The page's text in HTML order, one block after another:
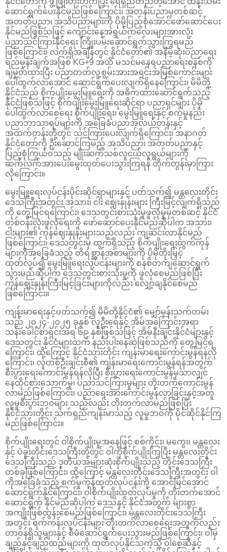
ဆောင်ရွက်ပေးနိုင်မည်ဖြစ်ကြောင်း၊ အတန်းပညာမှတစ်ဆင့်
အတတ်ပညာ၊ အသိပညာများကို ပိုမိုပြည့်စုံအောင်ဖော်ဆောင်ပေး
နိုင်မည်ဖြစ်သဖြင့် ကျောင်းနေအရွယ်ကလေးများအားလုံး
ပညာသင်ကြားနိုင်ရေး ကြိုးပမ်းဆောင်ရွက်သွားကြရမည်
ဖြစ်ကြောင်း၊ လက်ရှိအချိန်တွင် နိုင်ငံတော်၏ အနိမ့်ဆုံးပညာရေး
ရည်မှန်းချက်အဖြစ် KG+9 အထိ မသင်မနေရပညာရေးစနစ်ကို
ချမှတ်ထားပြီး ပညာတတ်လူ့စွမ်းအားအရင်းအမြစ်ကောင်းများ
ပေါ်ထွက်လာအောင် ဆောင်ရွက်ပေးလျက်ရှိနေကြောင်း၊ မိမိတို့
နိုင်ငံသည် စိုက်ပျိုးမွေးမြူရေးကို အဓိကထားဆောင်ရွက်သည့်
နိုင်ငံဖြစ်သဖြင့် စိုက်ပျိုးမွေးမြူရေးဆိုင်ရာ ပညာရှင်များ ပိုမို
ပေါ်ထွက်လာစေရေး စိုက်ပျိုးရေး၊ မွေးမြူရေးနှင့် စက်မှုနည်း
ပညာဘာသာရပ်များကို အခြေခံပညာအလယ်တန်းနှင့်
အထက်တန်းတို့တွင် သင်ကြားပေးလျက်ရှိကြောင်း၊ အနာဂတ်
နိုင်ငံတော်ကို ဦးဆောင်ကြမည့် အသိပညာ၊ အတတ်ပညာနှင့်
ပြည့်စုံကြွယ်ဝသည့် မျိုးဆက်သစ်လူငယ်လူရွယ်များကို
ဆက်လက်အားပေးမွေးထုတ်ပေးသွားကြရန် တိုက်တွန်းမှာကြား
လိုကြောင်း။
မွေးမြူရေးလုပ်ငန်းပိုင်းဆိုင်ရာများနှင့် ပတ်သက်၍ မန္တလေးတိုင်း
ဒေသကြီးအတွင်း အသား၊ ငါး ဈေးနှုန်းများ ကြီးမြင့်လျက်ရှိသည်
ကို တွေ့မြင်ရကြောင်း၊ ဒေသတွင်းစားသုံးမှုဖူလုံမှုမှတစ်ဆင့် နိုင်ငံ
တစ်ဝန်းလုံးဖူလုံရေးကို ဖော်ဆောင်ပေးနိုင်မည်ဆိုပါက အသား၊
ငါးများ၏ ကုန်ဈေးနှုန်းများသည်လည်း ကျဆင်းလာနိုင်မည်
ဖြစ်ကြောင်း၊ ဒေသတွင်းမှ ထွက်ရှိသည့် စိုက်ပျိုးရေးထွက်ကုန်
များကိုအခြေခံသည့် တိရစ္ဆာန်အစာများကို ပိုမိုတိုးမြှင့်
ထုတ်လုပ်၍ မွေးမြူရေးလုပ်ငန်းများကို စနစ်တကျဆောင်ရွက်
သွားမည်ဆိုပါက ဒေသတွင်းစားသုံးမှုကို ဖူလုံစေမည်ဖြစ်ပြီး
ကုန်ဈေးနှုန်းကြီးမြင့်ခြင်းများကိုလည်း လျှော့ချနိုင်စေမည်
ဖြစ်ကြောင်း။
ကျန်းမာရေးနှင့်ပတ်သက်၍ မိမိတို့နိုင်ငံ၏ မျှော်မှန်းသက်တမ်း
သည် ၂၀၂၄-၂၀၂၅ ခုနှစ် လူဦးရေနှင့် အိမ်အကြောင်းအရာ
သန်းခေါင်စာရင်းအရ ၆၉ နှစ်ဖြစ်သဖြင့် အိမ်နီးချင်းနိုင်ငံများနှင့်
ဒေသတွင်း နိုင်ငံများထက် နည်းပါးနေဆဲဖြစ်သည်ကို တွေ့မြင်ရ
ကြောင်း၊ ထို့ကြောင့် နိုင်ငံသားတိုင်း ကျန်းမာရေးကောင်းမွန်ရန်လို
ကြောင်း၊ လူတစ်ဦးချင်းစီ၏ ကျန်းမာရေးကောင်းမွန်ရန်အတွက်
စီးပွားရေးကောင်းမွန်ရန်လိုပြီး စီးပွားရေးကောင်းမွန်မှသာလျှင်
နေထိုင်စားသောက်မှု၊ ပညာသင်ကြားမှုများ တိုးတက်ကောင်းမွန်
လာမည်ဖြစ်ကြောင်း၊ ပညာရေးအားကောင်းမွန်လာခြင်းနှင့်အတူ
လူမှုစီးပွားဘဝများ သည်လည်း တိုးတက်လာမည်ဖြစ်ပြီး
နိုင်ငံသားတိုင်း သက်ရှည်ကျန်းမာသည့် လူမှုဘဝကို ပိုင်ဆိုင်နိုင်ကြ
မည်ဖြစ်ကြောင်း။
စိုက်ပျိုးရေးတွင် ဝါစိုက်ပျိုးမှုအနေဖြင့် စစ်ကိုင်း၊ မကွေး၊ မန္တလေး
နှင့် ပဲခူးတိုင်းဒေသကြီးတို့တွင် ဝါကိုစိုက်ပျိုးကြပြီး မန္တလေးတိုင်း
ဒေသကြီးသည် ဒုတိယအများဆုံးစိုက်ပျိုးသည့် တိုင်းဒေသကြီး
တစ်ခုဖြစ်ကြောင်း၊ ထို့ကြောင့် မန္တလေးတိုင်းဒေသကြီးအတွင်း ဝါ
ကိုအခြေခံသည့် စက်မှုကုန်ထုတ်လုပ်ငန်းကို အောင်မြင်အောင်
ဆောင်ရွက်နိုင်ကြောင်း၊ ဝါစိုက်ပျိုးထုတ်လုပ်မှုကို တိုးတက်အောင်
ဆောင်ရွက် နိုင်မည်ဆိုပါက ဒေသနှင့် နိုင်ငံအတွက် များစွာ
အကျိုးဖြစ်ထွန်းစေမည်ဖြစ်ကြောင်း၊ မန္တလေးတိုင်းဒေသကြီး
အတွင်း ရက်ကန်းလုပ်ငန်းများ တိုးတက်လာစေရေးအတွက်လည်း
တာဝန်ရှိသူများနှင့် စီမံဆောင်ရွက်ပေးသွားမည်ဖြစ်ကြောင်း၊ ဝါမှ
ချည်နှင့်ချည်ထည်များကို ထုတ်လုပ်နိုင်သကဲ့သို့ ဝါစေ့ဆီနှင့်